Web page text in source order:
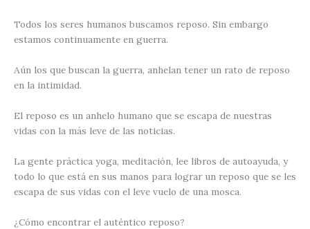
Todos los seres humanos buscamos reposo. Sin embargo
estamos continuamente en guerra.
Aún los que buscan la guerra, anhelan tener un rato de reposo
en la intimidad.
El reposo es un anhelo humano que se escapa de nuestras
vidas con la más leve de las noticias.
La gente práctica yoga, meditación, lee libros de autoayuda, y
todo lo que está en sus manos para lograr un reposo que se les
escapa de sus vidas con el leve vuelo de una mosca.
¿Cómo encontrar el auténtico reposo?